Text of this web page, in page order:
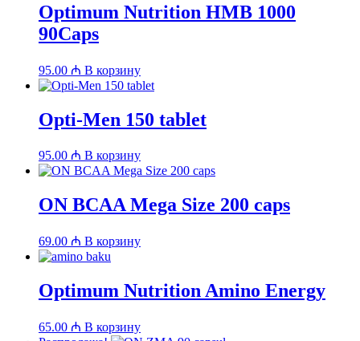
Optimum Nutrition HMB 1000
90Caps
95.00 ₼ В корзину
Opti-Men 150 tablet
95.00 ₼ В корзину
ON BCAA Mega Size 200 caps
69.00 ₼ В корзину
Optimum Nutrition Amino Energy
65.00 ₼ В корзину